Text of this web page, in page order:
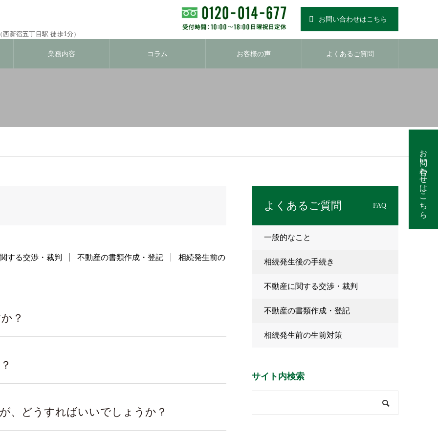
新宿五丁目駅 徒歩1分）
お問い合わせはこちら
業務内容 コラム お客様の声 よくあるご質問
お問い合わせはこちら
する交渉・裁判 不動産の書類作成・登記 相続発生前の
？
、どうすればいいでしょうか？
よくあるご質問 FAQ
一般的なこと
相続発生後の手続き
不動産に関する交渉・裁判
不動産の書類作成・登記
相続発生前の生前対策
サイト内検索